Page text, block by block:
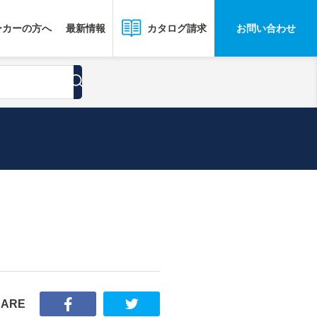
ーの方へ 最新情報 カタログ請求 お問い合わせ